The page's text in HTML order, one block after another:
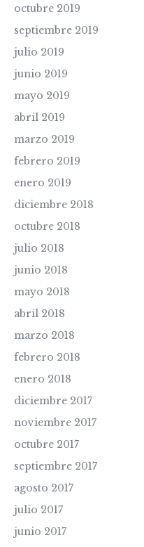
octubre 2019
septiembre 2019
julio 2019
junio 2019
mayo 2019
abril 2019
marzo 2019
febrero 2019
enero 2019
diciembre 2018
octubre 2018
julio 2018
junio 2018
mayo 2018
abril 2018
marzo 2018
febrero 2018
enero 2018
diciembre 2017
noviembre 2017
octubre 2017
septiembre 2017
agosto 2017
julio 2017
junio 2017